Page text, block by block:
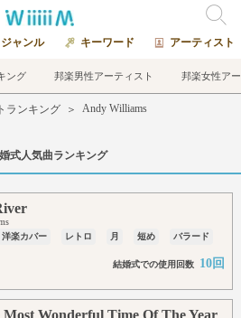
ジャンル キーワード アーティスト
ング 邦楽男性アーティスト 邦楽女性ア
ランキング ＞ Andy Williams
式人気曲ランキング
洋楽カバー レトロ 月 短め バラード
結婚式での使用回数 10回
Wonderful Time Of The Year